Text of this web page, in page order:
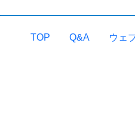
TOP Q&A ウェ